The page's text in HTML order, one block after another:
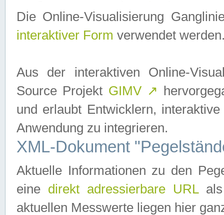
Die Online-Visualisierung
interaktiver Form verwendet
Aus der interaktiven Online-
Source Projekt GIMV ↗
und erlaubt Entwicklern,
Anwendung zu integrieren.
XML-Dokument
Aktuelle Informationen zu den
eine direkt adressierbare URLals
aktuellen Messwerte liegen hier